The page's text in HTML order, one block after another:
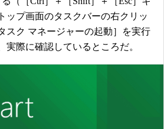
ップ画面のタスクバーの右クリッ
スク マネージャーの起動］を実行
実際に確認しているところだ。